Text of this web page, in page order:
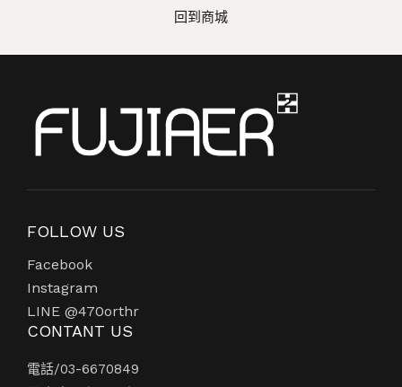
回到商城
FOLLOW US
Facebook
Instagram
LINE @470orthr
CONTANT US
電話/03-6670849